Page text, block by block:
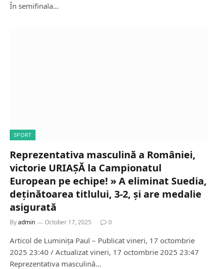
În semifinala…
SPORT
Reprezentativa masculină a României,
victorie URIAȘĂ la Campionatul
European pe echipe! » A eliminat Suedia,
deținătoarea titlului, 3-2, și are medalie
asigurată
Byadmin October 17, 2025 0
Articol de Luminița Paul – Publicat vineri, 17 octombrie
2025 23:40 / Actualizat vineri, 17 octombrie 2025 23:47
Reprezentativa masculină…